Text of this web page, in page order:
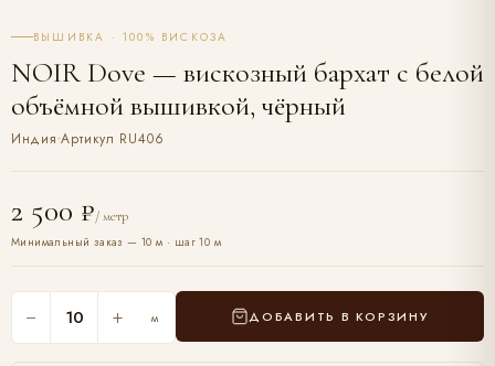
ВЫШИВКА · 100% ВИСКОЗА
NOIR Dove — вискозный бархат с белой
объёмной вышивкой, чёрный
Индия Артикул RU406
2 500 ₽/ метр
Минимальный заказ — 10 м · шаг 10 м
− + м ДОБАВИТЬ В КОРЗИНУ